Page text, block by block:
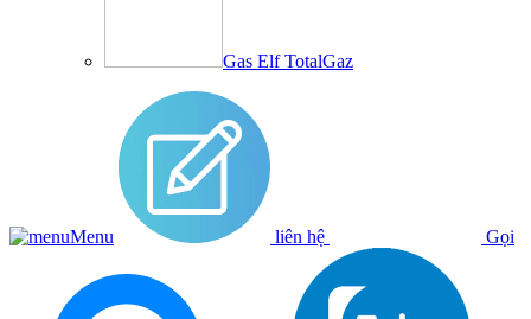
Gas Elf TotalGaz
Menu liên hệ Gọi